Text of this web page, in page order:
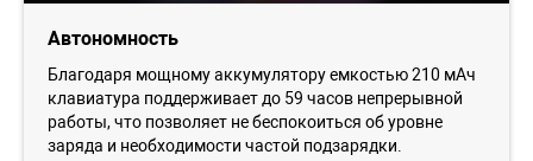
Автономность
Благодаря мощному аккумулятору емкостью 210 мАч
клавиатура поддерживает до 59 часов непрерывной
работы, что позволяет не беспокоиться об уровне
заряда и необходимости частой подзарядки.